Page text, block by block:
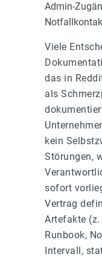
Admin-
Viele
das in
als
kein
Störungen,
sofort
Vertrag
Artefakte
Runbook,
Intervall,